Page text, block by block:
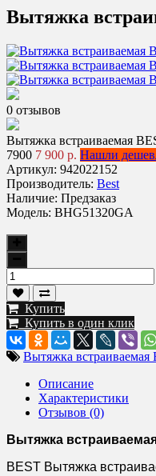
Вытяжка
0 отзывов
Вытяжка встраиваемая
7900 7 900 р. Нашли
Артикул: 942022152
Производитель: Best
Наличие: Предзаказ
Модель: BHG51320GA
Купить
Купить в один клик
Вытяжка
Описание
Характеристики
Отзывов (0)
Вытяжка
BEST Вытяжка